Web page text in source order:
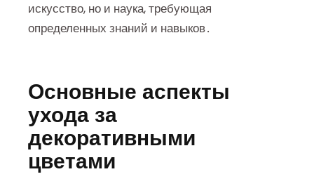
искусство, но и наука, требующая
определенных знаний и навыков․
Основные аспекты
ухода за
декоративными
цветами